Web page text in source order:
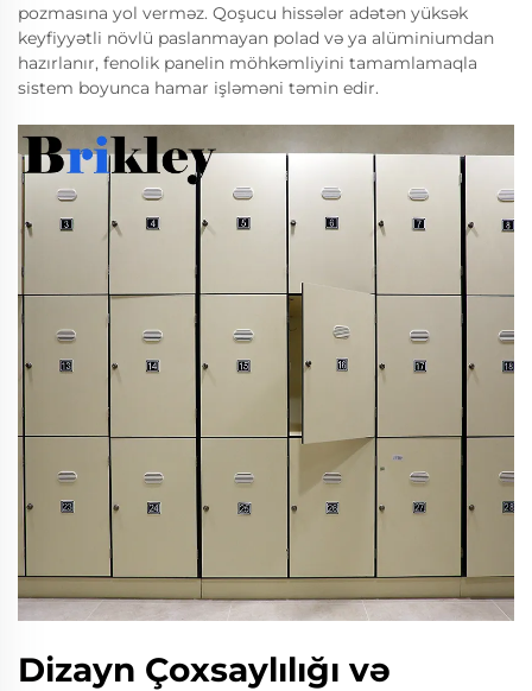
pozmasına yol verməz. Qoşucu hissələr adətən yüksək
keyfiyyətli növlü paslanmayan polad və ya alüminiumdan
hazırlanır, fenolik panelin möhkəmliyini tamamlamaqla
sistem boyunca hamar işləməni təmin edir.
Dizayn Çoxsaylılığı və